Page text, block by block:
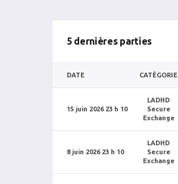
5 dernières parties
DATE CATÉGORIE
15 juin 2026 23 h 10
LADHD
Secure
Exchange
8 juin 2026 23 h 10
LADHD
Secure
Exchange